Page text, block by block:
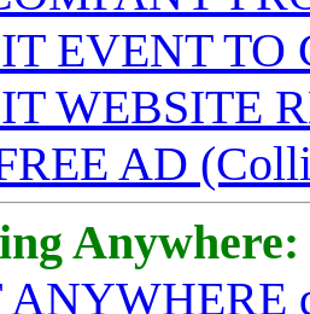
EVENT TO
WEBSITE
AD
Anywhere:
ANYWHERE